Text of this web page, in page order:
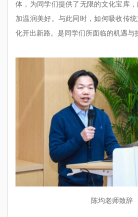
体，为同学们提供了无限的文化宝库
加温润美好。与此同时，如何吸收传
化开出新路。是同学们所面临的机遇与
陈均老师致辞